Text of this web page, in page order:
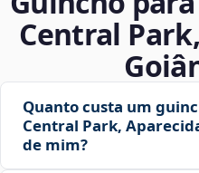
Central
Quanto custa um
Central Park,
de mim?